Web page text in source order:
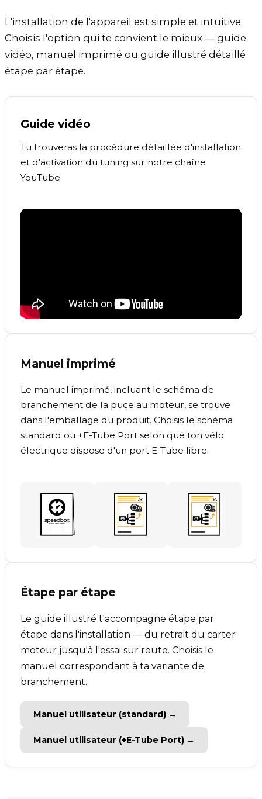
L'installation de l'appareil est simple et intuitive.
Choisis l'option qui te convient le mieux — guide
vidéo, manuel imprimé ou guide illustré détaillé
étape par étape.
Guide vidéo
Tu trouveras la procédure détaillée d'installation
et d'activation du tuning sur notre chaîne
YouTube
Manuel imprimé
Le manuel imprimé, incluant le schéma de
branchement de la puce au moteur, se trouve
dans l'emballage du produit. Choisis le schéma
standard ou +E-Tube Port selon que ton vélo
électrique dispose d'un port E-Tube libre.
Étape par étape
Le guide illustré t'accompagne étape par
étape dans l'installation — du retrait du carter
moteur jusqu'à l'essai sur route. Choisis le
manuel correspondant à ta variante de
branchement.
Manuel utilisateur (standard) →
Manuel utilisateur (+E-Tube Port) →